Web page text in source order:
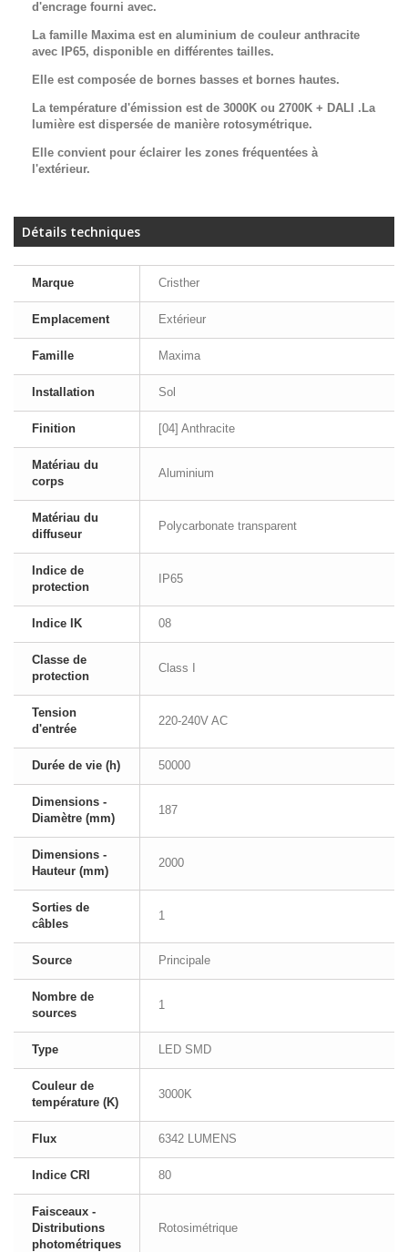
d'encrage fourni avec.
La famille Maxima est en aluminium de couleur anthracite
avec IP65, disponible en différentes tailles.
Elle est composée de bornes basses et bornes hautes.
La température d'émission est de 3000K ou 2700K + DALI .La
lumière est dispersée de manière rotosymétrique.
Elle convient pour éclairer les zones fréquentées à
l'extérieur.
Détails techniques
Marque Cristher
Emplacement Extérieur
Famille Maxima
Installation Sol
Finition [04] Anthracite
Matériau du
corps
Aluminium
Matériau du
diffuseur
Polycarbonate transparent
Indice de
protection
IP65
Indice IK 08
Classe de
protection
Class I
Tension
d'entrée
220-240V AC
Durée de vie (h) 50000
Dimensions -
Diamètre (mm)
187
Dimensions -
Hauteur (mm)
2000
Sorties de
câbles
1
Source Principale
Nombre de
sources
1
Type LED SMD
Couleur de
température (K)
3000K
Flux 6342 LUMENS
Indice CRI 80
Faisceaux -
Distributions
photométriques
Rotosimétrique